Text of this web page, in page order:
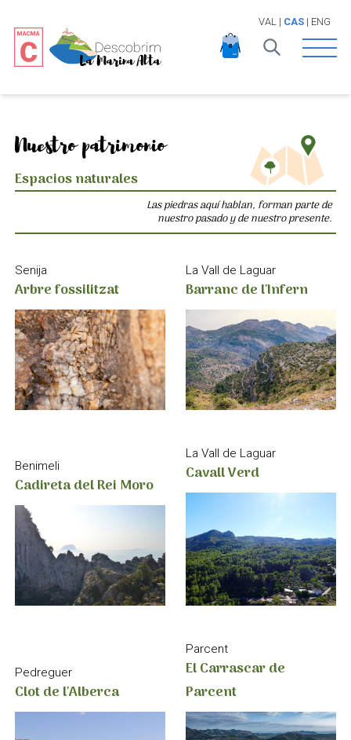
VAL | CAS| ENG
Open
Nuestro patrimonio
Espacios naturales
Las piedras aquí hablan, forman parte de
nuestro pasado y de nuestro presente.
Senija
Arbre fossilitzat
La Vall de Laguar
Barranc de l'Infern
Benimeli
Cadireta del Rei Moro
La Vall de Laguar
Cavall Verd
Pedreguer
Clot de l'Alberca
Parcent
El Carrascar de
Parcent